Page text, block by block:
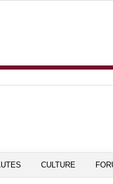
CULTURE